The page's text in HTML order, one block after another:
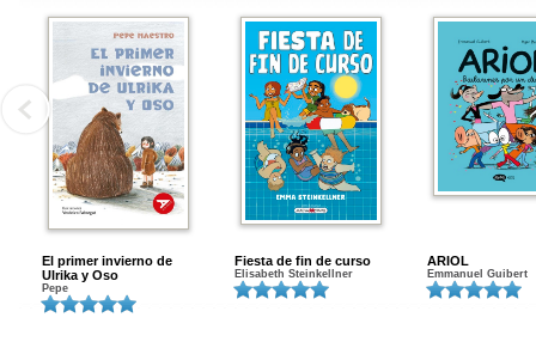
El primer invierno de
Ulrika y Oso
Pepe
Fiesta de fin de curso
Elisabeth Steinkellner
ARIOL
Emmanuel Guibert